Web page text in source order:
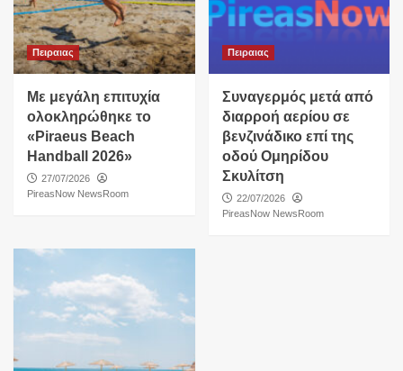
Πειραιας
Με μεγάλη επιτυχία
ολοκληρώθηκε το
«Piraeus Beach
Handball 2026»
27/07/2026
PireasNow NewsRoom
Πειραιας
Συναγερμός μετά από
διαρροή αερίου σε
βενζινάδικο επί της
οδού Ομηρίδου
Σκυλίτση
22/07/2026
PireasNow NewsRoom